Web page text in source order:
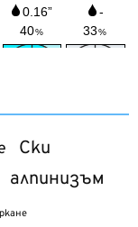
Ски
алпинизъм